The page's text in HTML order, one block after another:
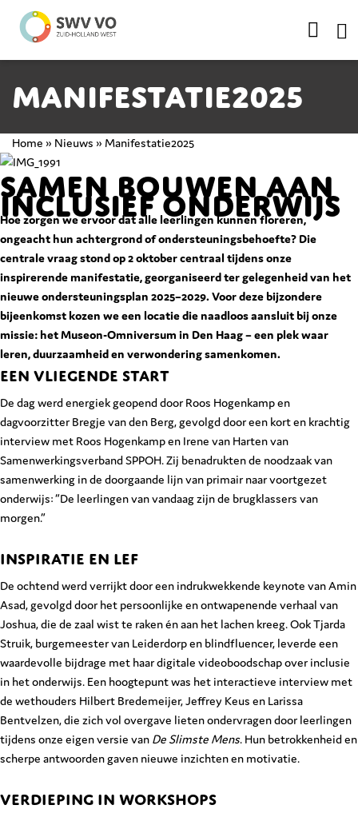
Manifestatie2025
Home » Nieuws » Manifestatie2025
Samen bouwen aan
inclusief onderwijs
Hoe zorgen we ervoor dat alle leerlingen kunnen floreren,
ongeacht hun achtergrond of ondersteuningsbehoefte? Die
centrale vraag stond op 2 oktober centraal tijdens onze
inspirerende manifestatie, georganiseerd ter gelegenheid van het
nieuwe ondersteuningsplan 2025–2029. Voor deze bijzondere
bijeenkomst kozen we een locatie die naadloos aansluit bij onze
missie: het Museon-Omniversum in Den Haag – een plek waar
leren, duurzaamheid en verwondering samenkomen.
EEN VLIEGENDE START
De dag werd energiek geopend door Roos Hogenkamp en
dagvoorzitter Bregje van den Berg, gevolgd door een kort en krachtig
interview met Roos Hogenkamp en Irene van Harten van
Samenwerkingsverband SPPOH. Zij benadrukten de noodzaak van
samenwerking in de doorgaande lijn van primair naar voortgezet
onderwijs: “De leerlingen van vandaag zijn de brugklassers van
morgen.”
INSPIRATIE EN LEF
De ochtend werd verrijkt door een indrukwekkende keynote van Amin
Asad, gevolgd door het persoonlijke en ontwapenende verhaal van
Joshua, die de zaal wist te raken én aan het lachen kreeg. Ook Tjarda
Struik, burgemeester van Leiderdorp en blindfluencer, leverde een
waardevolle bijdrage met haar digitale videoboodschap over inclusie
in het onderwijs. Een hoogtepunt was het interactieve interview met
de wethouders Hilbert Bredemeijer, Jeffrey Keus en Larissa
Bentvelzen, die zich vol overgave lieten ondervragen door leerlingen
tijdens onze eigen versie van De Slimste Mens. Hun betrokkenheid en
scherpe antwoorden gaven nieuwe inzichten en motivatie.
VERDIEPING IN WORKSHOPS